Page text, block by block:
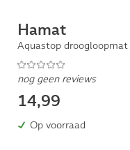
Hamat
Aquastop
nog geen reviews
14,99
Op voorraad